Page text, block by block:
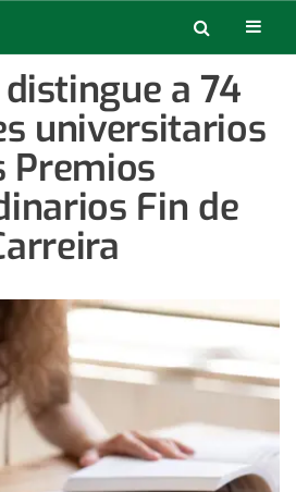
a 74
universitarios
Premios
Fin de